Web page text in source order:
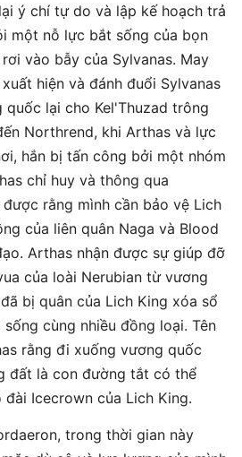
ý chí tự do và lập kế hoạch trả
một nỗ lực bắt sống của bọn
vào bẫy của Sylvanas. May
hiện và đánh đuổi Sylvanas
lại cho Kel'Thuzad trông
Northrend, khi Arthas và lực
hắn bị tấn công bởi một nhóm
chỉ huy và thông qua
rằng mình cần bảo vệ Lich
của liên quân Naga và Blood
Arthas nhận được sự giúp đỡ
của loài Nerubian từ vương
bị quân của Lich King xóa sổ
cùng nhiều đồng loại. Tên
rằng đi xuống vương quốc
đất là con đường tắt có thể
Icecrown của Lich King.
trong thời gian này